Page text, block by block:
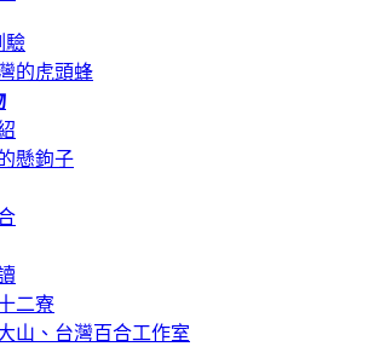
驗
的虎頭蜂
懸鉤子
二寮
山、台灣百合工作室